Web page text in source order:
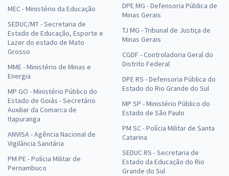
MEC - Ministério da Educação
SEDUC/MT - Secretaria de
Estado de Educação, Esporte e
Lazer do estado de Mato
Grosso
MME - Ministério de Minas e
Energia
MP GO - Ministério Público do
Estado de Goiás - Secretário
Auxiliar da Comarca de
Itapuranga
ANVISA - Agência Nacional de
Vigilância Sanitária
PM PE - Polícia Militar de
Pernambuco
DPE MG - Defensoria Pública de
Minas Gerais
TJ MG - Tribunal de Justiça de
Minas Gerais
CGDF - Controladoria Geral do
Distrito Federal
DPE RS - Defensoria Pública do
Estado do Rio Grande do Sul
MP SP - Ministério Público do
Estado de São Paulo
PM SC - Polícia Militar de Santa
Catarina
SEDUC RS - Secretaria de
Estado da Educação do Rio
Grande do Sul